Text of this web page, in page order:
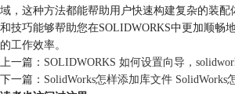
域，这种方法都能帮助用户快速构建复杂的装配
和技巧能够帮助您在SOLIDWORKS中更加顺畅
的工作效率。
上一篇： SOLIDWORKS 如何设置向导，
下一篇： SolidWorks怎样添加库文件 SolidWorks